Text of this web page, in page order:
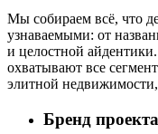
Мы собираем всё, что
узнаваемыми: от
и целостной айдентики.
охватывают все
элитной
Бренд